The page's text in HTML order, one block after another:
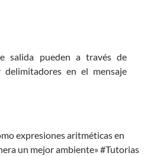
salida pueden a través de
delimitadores en el mensaje
expresiones aritméticas en
un mejor ambiente» #Tutorias